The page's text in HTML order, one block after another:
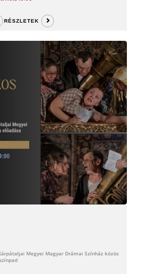
RÉSZLETEK
Megyei Magyar Drámai Színház közös